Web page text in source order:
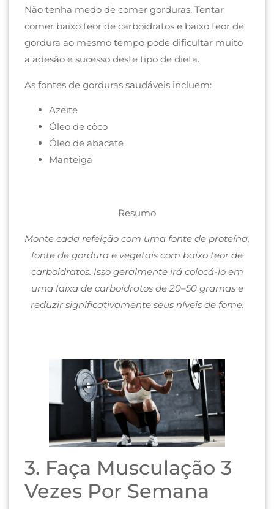
Não tenha medo de comer gorduras. Tentar
comer baixo teor de carboidratos e baixo teor de
gordura ao mesmo tempo pode dificultar muito
a adesão e sucesso deste tipo de dieta.
As fontes de gorduras saudáveis ​​incluem:
Azeite
Óleo de côco
Óleo de abacate
Manteiga
Resumo
Monte cada refeição com uma fonte de proteína,
fonte de gordura e vegetais com baixo teor de
carboidratos. Isso geralmente irá colocá-lo em
uma faixa de carboidratos de 20–50 gramas e
reduzir significativamente seus níveis de fome.
3. Faça Musculação 3
Vezes Por Semana